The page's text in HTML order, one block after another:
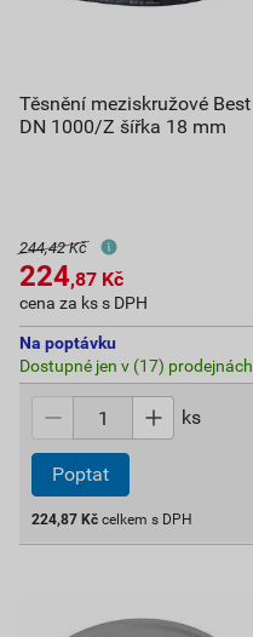
Těsnění meziskružové Best
DN 1000/Z šířka 18 mm
244,42 Kč
224,87 Kč
cena za ks s DPH
Na poptávku
Dostupné jen v (17) prodejnách
ks
Poptat
224,87 Kč celkem s DPH